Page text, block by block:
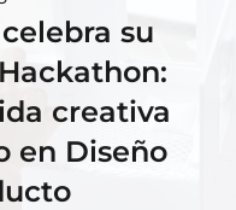
su
creativa
en Diseño